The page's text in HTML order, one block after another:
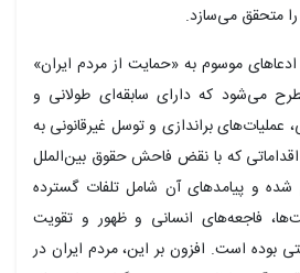
می‌سازد.
موسوم به «حمایت از مردم ایران»
که دارای سابقه‌ای طولانی و
براندازی و توسل غیرقانونی به
که با نقض فاحش حقوق بین‌الملل
و پیامدهای آن شامل تلفات گسترده
فاجعه‌های انسانی و ظهور و تقویت
است. افزون بر این، مردم ایران در